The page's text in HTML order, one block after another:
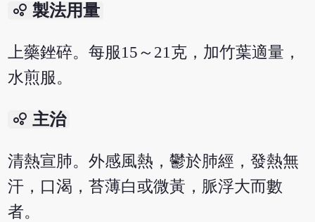
bubble_chart 製法用量
上藥銼碎。每服15～21克，加竹葉適量，
水煎服。
bubble_chart 主治
清熱宣肺。外感風熱，鬱於肺經，發熱無
汗，口渴，苔薄白或微黃，脈浮大而數
者。